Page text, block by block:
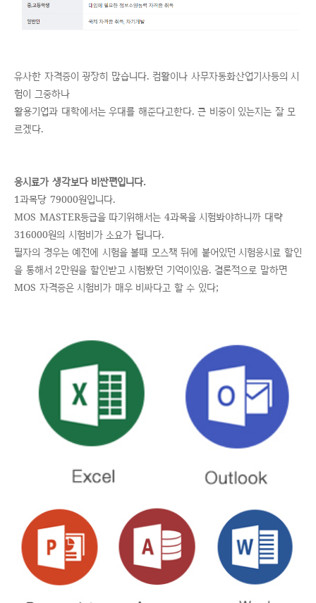
유사한 자격증이 굉장히 많습니다. 컴활이나 사무자동화산업기사등의 시
험이 그중하나
활용기업과 대학에서는 우대를 해준다고한다. 큰 비중이 있는지는 잘 모
르겠다.
응시료가 생각보다 비싼편입니다.
1과목당 79000원입니다.
MOS MASTER등급을 따기위해서는 4과목을 시험봐야하니까 대략
316000원의 시험비가 소요가 됩니다.
필자의 경우는 예전에 시험을 볼때 모스책 뒤에 붙어있던 시험응시료 할인
을 통해서 2만원을 할인받고 시험봤던 기억이있음. 결론적으로 말하면
MOS 자격증은 시험비가 매우 비싸다고 할 수 있다;